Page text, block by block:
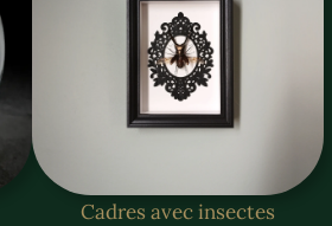
Cadres avec insectes